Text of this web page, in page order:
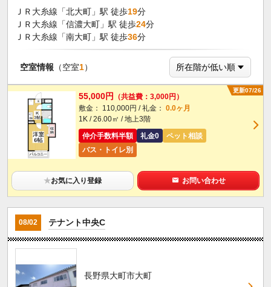
ＪＲ大糸線「北大町」駅 徒歩19分
ＪＲ大糸線「信濃大町」駅 徒歩24分
ＪＲ大糸線「南大町」駅 徒歩36分
空室情報 （空室1）
更新07/26
55,000円
（共益費：3,000円）
敷金： 110,000円 / 礼金： 0.0ヶ月
1K / 26.00㎡ / 地上3階
仲介手数料半額
礼金0
ペット相談
バス・トイレ別
★お気に入り登録 お問い合わせ
08/02 テナント中央C
長野県大町市大町